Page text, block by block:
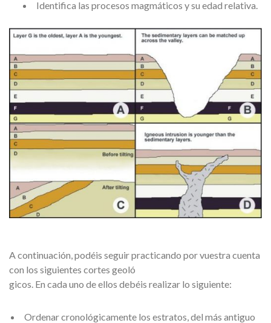
Identifica las procesos magmáticos y su edad relativa.
A continuación, podéis seguir practicando por vuestra cuenta
con los siguientes cortes geoló
gicos. En cada uno de ellos debéis realizar lo siguiente:
Ordenar cronológicamente los estratos, del más antiguo